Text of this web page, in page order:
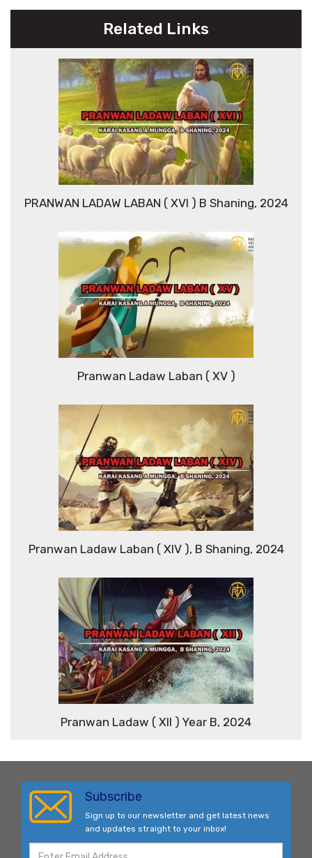
Related Links
PRANWAN LADAW LABAN ( XVI ) B Shaning, 2024
Pranwan Ladaw Laban ( XV )
Pranwan Ladaw Laban ( XIV ), B Shaning, 2024
Pranwan Ladaw ( XII ) Year B, 2024
Subscribe
Sign up to our newsletter and get latest news
and updates straight to your inbox!